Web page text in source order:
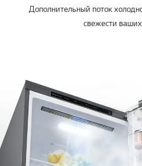
Дополнительный поток
свежести